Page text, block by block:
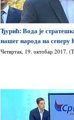
Ђурић: Вода је
нашег народа на
Четвртак, 19. октобар 2017.